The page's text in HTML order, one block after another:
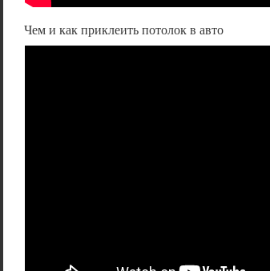
Чем и как приклеить потолок в авто